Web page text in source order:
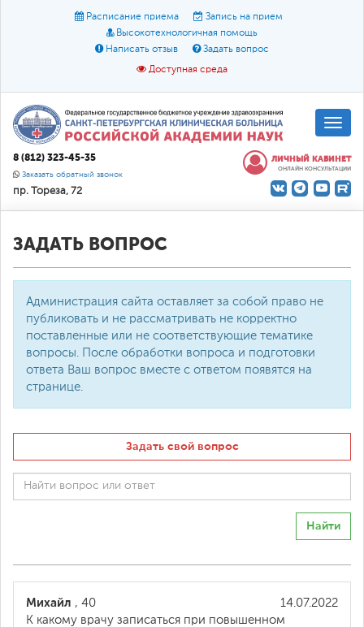
Расписание приема
Запись на прием
Высокотехнологичная помощь
Написать отзыв
Задать вопрос
Доступная среда
Размер шрифта: A A A
Цвет:
О доступной среде
8 (812) 323-45-35
Заказать обратный звонок
пр. Тореза, 72
ЛИЧНЫЙ КАБИНЕТ
ОНЛАЙН КОНСУЛЬТАЦИИ
ЗАДАТЬ ВОПРОС
Администрация сайта оставляет за собой право не
публиковать и не рассматривать не корректно
поставленные или не соответствующие тематике
вопросы. После обработки вопроса и подготовки
ответа Ваш вопрос вместе с ответом появятся на
странице.
Задать свой вопрос
Найти
14.07.2022
Михайл , 40
К какому врачу записаться при повышенном